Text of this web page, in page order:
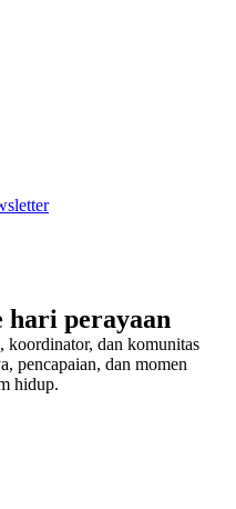
hari perayaan
koordinator, dan komunitas
pencapaian, dan momen
hidup.